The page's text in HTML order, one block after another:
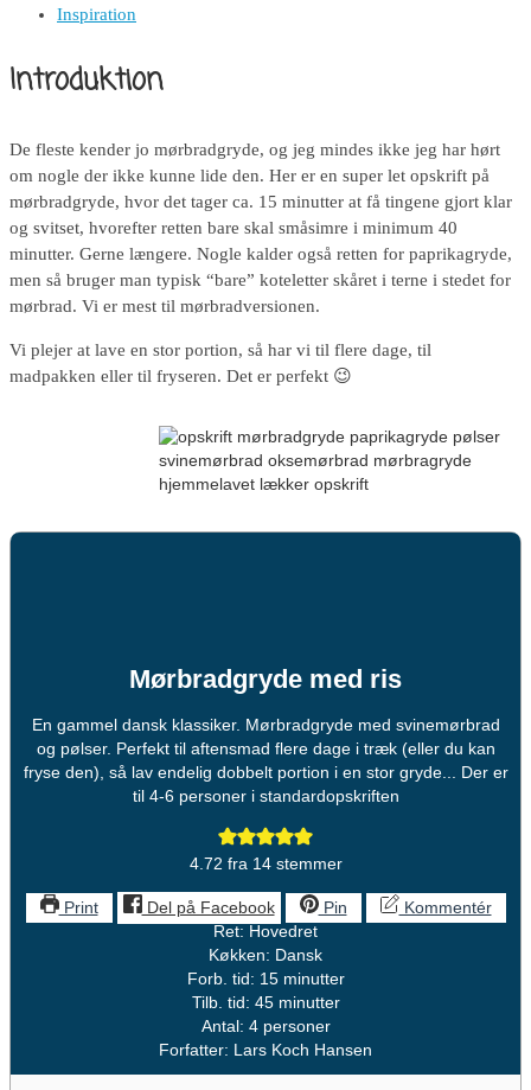
Inspiration
Introduktion
De fleste kender jo mørbradgryde, og jeg mindes ikke jeg har hørt
om nogle der ikke kunne lide den. Her er en super let opskrift på
mørbradgryde, hvor det tager ca. 15 minutter at få tingene gjort klar
og svitset, hvorefter retten bare skal småsimre i minimum 40
minutter. Gerne længere. Nogle kalder også retten for paprikagryde,
men så bruger man typisk “bare” koteletter skåret i terne i stedet for
mørbrad. Vi er mest til mørbradversionen.
Vi plejer at lave en stor portion, så har vi til flere dage, til
madpakken eller til fryseren. Det er perfekt 😉
Mørbradgryde med ris
En gammel dansk klassiker. Mørbradgryde med svinemørbrad
og pølser. Perfekt til aftensmad flere dage i træk (eller du kan
fryse den), så lav endelig dobbelt portion i en stor gryde... Der er
til 4-6 personer i standardopskriften
4.72 fra 14stemmer
Print Del på Facebook Pin
Kommentér
Ret: Hovedret
Køkken: Dansk
Forb. tid: 15minutter
minutter
Tilb. tid: 45minutter
minutter
Antal: 4 personer
Forfatter: Lars Koch Hansen